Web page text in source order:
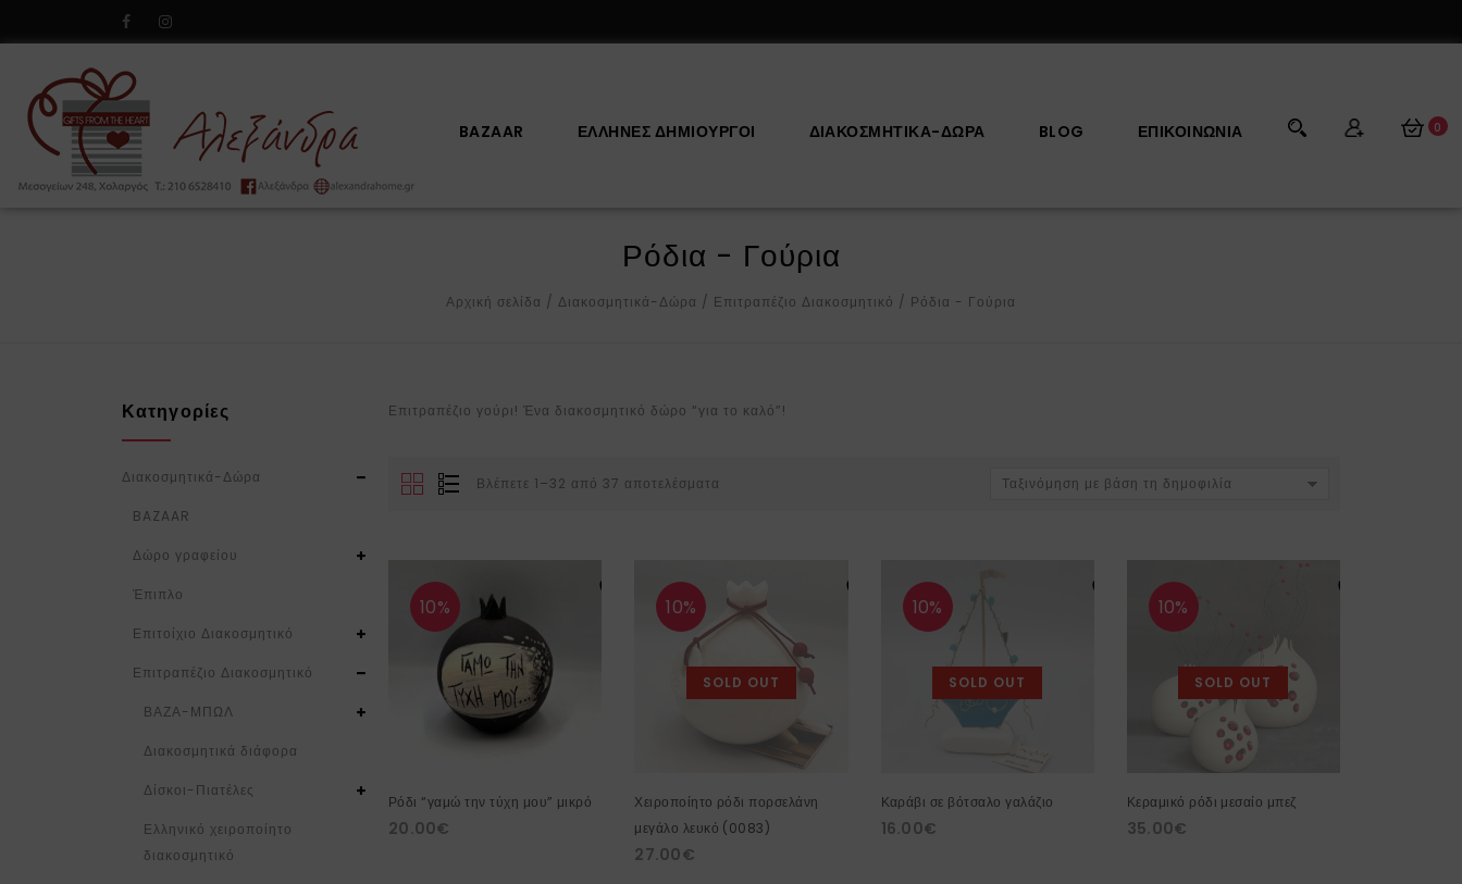
BAZAAR ΕΛΛΗΝΕΣ ΔΗΜΙΟΥΡΓΟΙ ΔΙΑΚΟΣΜΗΤΙΚΆ-ΔΏΡΑ BLOG ΕΠΙΚΟΙΝΩΝΊΑ 0
Ρόδια - Γούρια
Αρχική σελίδα / Διακοσμητικά-Δώρα / Επιτραπέζιο Διακοσμητικό / Ρόδια - Γούρια
Επιτραπέζιο γούρι! Ένα διακοσμητικό δώρο “για το καλό”!
Βλέπετε 1–32 από 37 αποτελέσματα Ταξινόμηση με βάση τη δημοφιλία
10%
Ρόδι “γαμώ την τύχη μου” μικρό
20.00€
10%
SOLD OUT
Χειροποίητο ρόδι πορσελάνη
μεγάλο λευκό (0083)
27.00€
10%
SOLD OUT
Καράβι σε βότσαλο γαλάζιο
16.00€
10%
SOLD OUT
Κεραμικό ρόδι μεσαίο μπεζ
35.00€
Κατηγορίες
Διακοσμητικά-Δώρα
BAZAAR
Δώρο γραφείου
Έπιπλο
Επιτοίχιο Διακοσμητικό
Επιτραπέζιο Διακοσμητικό
ΒΑΖΑ-ΜΠΩΛ
Διακοσμητικά διάφορα
Δίσκοι-Πιατέλες
Ελληνικό χειροποίητο
διακοσμητικό